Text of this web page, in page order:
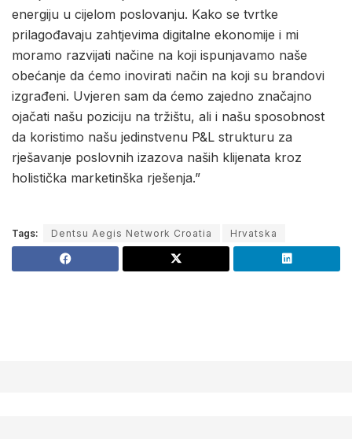
energiju u cijelom poslovanju. Kako se tvrtke
prilagođavaju zahtjevima digitalne ekonomije i mi
moramo razvijati načine na koji ispunjavamo naše
obećanje da ćemo inovirati način na koji su brandovi
izgrađeni. Uvjeren sam da ćemo zajedno značajno
ojačati našu poziciju na tržištu, ali i našu sposobnost
da koristimo našu jedinstvenu P&L strukturu za
rješavanje poslovnih izazova naših klijenata kroz
holistička marketinška rješenja.”
Tags: Dentsu Aegis Network Croatia Hrvatska